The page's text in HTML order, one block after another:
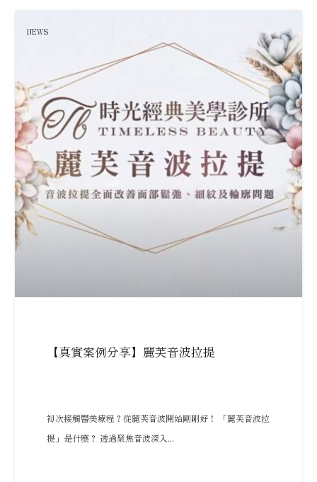
NEWS
【真實案例分享】麗芙音波拉提
初次接觸醫美療程？從麗芙音波開始剛剛好！ 「麗芙音波拉
提」是什麼？ 透過聚焦音波深入...